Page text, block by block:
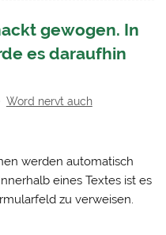
gewogen. In
es daraufhin
Word nervt auch
werden automatisch
eines Textes ist es
zu verweisen.